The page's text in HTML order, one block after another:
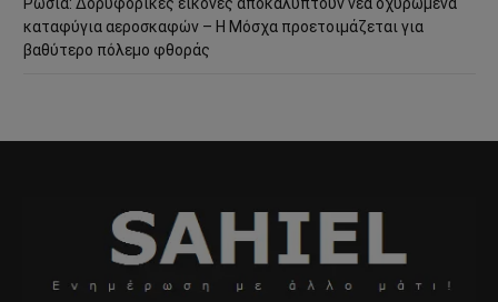
καταφύγια αεροσκαφών – Η Μόσχα προετοιμάζεται για
βαθύτερο πόλεμο φθοράς